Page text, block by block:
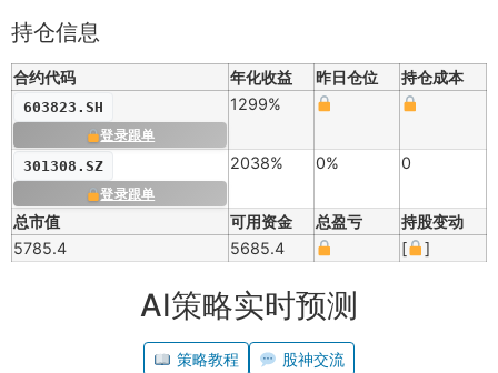
持仓信息
合约代码 年化收益 昨日仓位 持仓成本
603823.SH
登录跟单
1299%
301308.SZ
登录跟单
2038% 0% 0
总市值 可用资金 总盈亏
持股变动
5785.4
5685.4 [ ]
AI策略实时预测
策略教程
股神交流